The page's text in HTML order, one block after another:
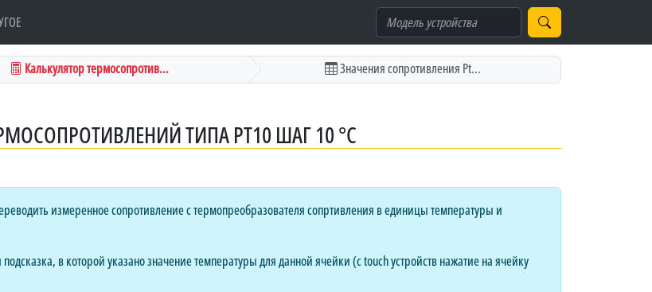
Калькулятор термосопротив... Значения сопротивления Pt...
ТИПА PT10 ШАГ 10 °C
измеренное сопротивление с термопреобразователя сопртивления в единицы температуры и
в которой указано значение температуры для данной ячейки (с touch устройств нажатие на ячейку